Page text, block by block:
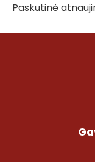
Paskutinė